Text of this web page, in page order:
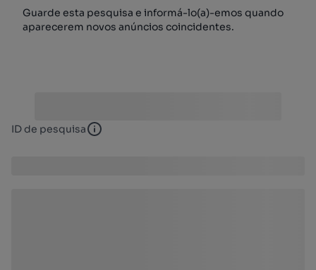
Guarde esta pesquisa e informá-lo(a)-emos quando
aparecerem novos anúncios coincidentes.
ID de pesquisa ID de pesquisa